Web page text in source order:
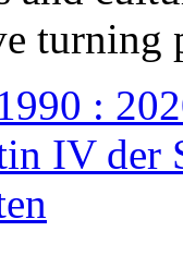
turning
:
IV der